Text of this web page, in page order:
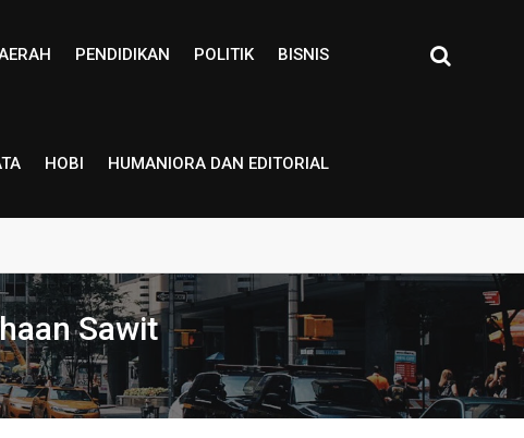
PENDIDIKAN POLITIK BISNIS
HOBI HUMANIORA DAN EDITORIAL
Sawit